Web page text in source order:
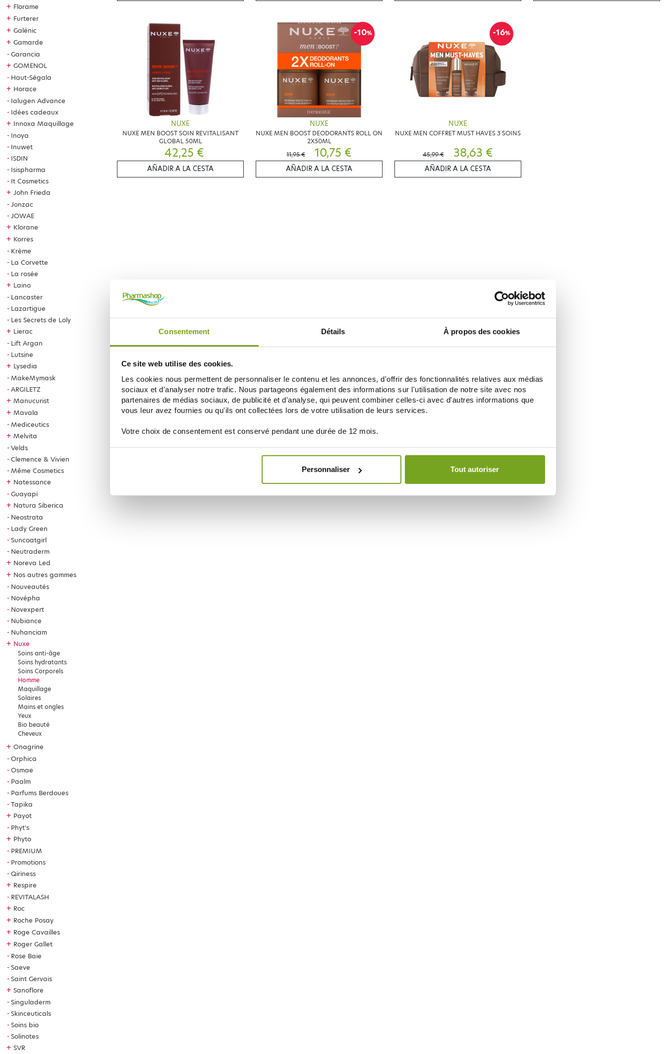
Consentement Détails À propos des cookies
Ce site web utilise des cookies.
Les cookies nous permettent de personnaliser le contenu et les annonces, d'offrir des fonctionnalités relatives aux médias
sociaux et d'analyser notre trafic. Nous partageons également des informations sur l'utilisation de notre site avec nos
partenaires de médias sociaux, de publicité et d'analyse, qui peuvent combiner celles-ci avec d'autres informations que
vous leur avez fournies ou qu'ils ont collectées lors de votre utilisation de leurs services.
Votre choix de consentement est conservé pendant une durée de 12 mois.
Personnaliser Tout autoriser
+ Florame
+ Furterer
+ Galénic
+ Gamarde
Garancia
+ GOMENOL
Haut-Ségala
+ Horace
Ialugen Advance
Idées cadeaux
+ Innoxa Maquillage
Inoya
Inuwet
ISDIN
Isispharma
It Cosmetics
+ John Frieda
Jonzac
JOWAE
+ Klorane
+ Korres
Krème
La Corvette
La rosée
+ Laino
Lancaster
Lazartigue
Les Secrets de Loly
+ Lierac
Lift Argan
Lutsine
+ Lysedia
MakeMymask
ARGILETZ
+ Manucurist
+ Mavala
Mediceutics
+ Melvita
Velds
Clemence & Vivien
Même Cosmetics
+ Natessance
Guayapi
+ Natura Siberica
Neostrata
Lady Green
Suncoatgirl
Neutraderm
+ Noreva Led
+ Nos autres gammes
Nouveautés
Novépha
Novexpert
Nubiance
Nuhanciam
+ Nuxe
Soins anti-âge
Soins hydratants
Soins Corporels
Homme
Maquillage
Solaires
Mains et ongles
Yeux
Bio beauté
Cheveux
+ Onagrine
Orphica
Osmae
Paalm
Parfums Berdoues
Tapika
+ Payot
Phyt's
+ Phyto
PREMIUM
Promotions
Qiriness
+ Respire
REVITALASH
+ Roc
+ Roche Posay
+ Roge Cavailles
+ Roger Gallet
Rose Baie
Saeve
Saint Gervais
+ Sanoflore
Singuladerm
Skinceuticals
Soins bio
Solinotes
+ SVR
NUXE
NUXE MEN BOOST SOIN REVITALISANT
GLOBAL 50ML
42,25 €
AÑADIR A LA CESTA
-10%
NUXE
NUXE MEN BOOST DEODORANTS ROLL ON
2X50ML
11,95 €
10,75 €
AÑADIR A LA CESTA
-16%
NUXE
NUXE MEN COFFRET MUST HAVES 3 SOINS
45,99 € 38,63 €
AÑADIR A LA CESTA